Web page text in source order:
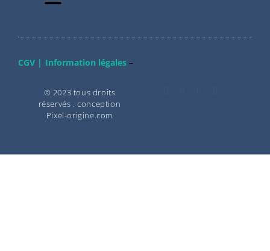
CGV | Information légales–
© 2023 tous droits
réservés . conception
Pixel-origine.com